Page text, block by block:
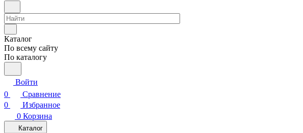
Каталог
По всему сайту
По каталогу
Войти
0
Сравнение
0
Избранное
0 Корзина
Каталог